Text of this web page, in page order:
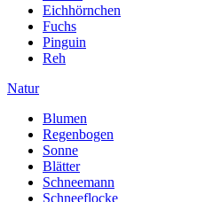
Eichhörnchen
Fuchs
Pinguin
Reh
Natur
Blumen
Regenbogen
Sonne
Blätter
Schneemann
Schneeflocke